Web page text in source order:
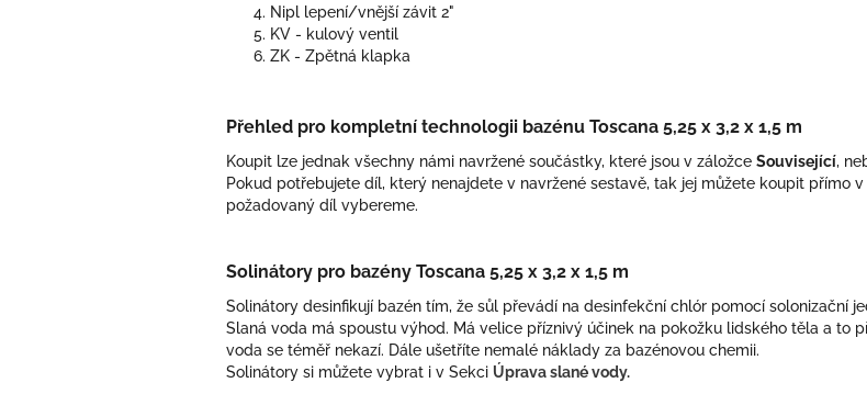
Nipl lepení/vnější závit 2"
KV - kulový ventil
ZK - Zpětná klapka
Přehled pro kompletní technologii bazénu Toscana 5,25 x 3,2 x 1,5 m
Koupit lze jednak všechny námi navržené součástky, které jsou v záložce Související,
Pokud potřebujete díl, který nenajdete v navržené sestavě, tak jej můžete koupit přímo
požadovaný díl vybereme.
Solinátory pro bazény Toscana 5,25 x 3,2 x 1,5 m
Solinátory desinfikují bazén tím, že sůl převádí na desinfekční chlór pomocí solonizační
Slaná voda má spoustu výhod. Má velice příznivý účinek na pokožku lidského těla a to
voda se téměř nekazí. Dále ušetříte nemalé náklady za bazénovou chemii.
Solinátory si můžete vybrat i v Sekci Úprava slané vody.